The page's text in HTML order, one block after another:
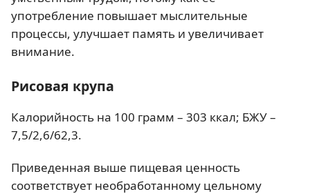
употребление повышает мыслительные
процессы, улучшает память и увеличивает
внимание.
Рисовая крупа
Калорийность на 100 грамм – 303 ккал; БЖУ –
7,5/2,6/62,3.
Приведенная выше пищевая ценность
соответствует необработанному цельному